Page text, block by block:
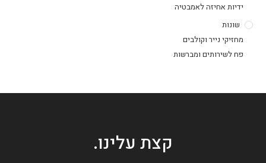
ידיות אחיזה לאמבטיה
שונות
מחזיקי נייר וקולבים
פח לשירותים ומברשות
קצת עלינו.